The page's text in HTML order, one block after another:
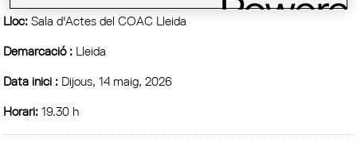
Lloc:Sala d'Actes del COAC Lleida
Demarcació : Lleida
Data inici : Dijous, 14 maig, 2026
Horari:19.30 h